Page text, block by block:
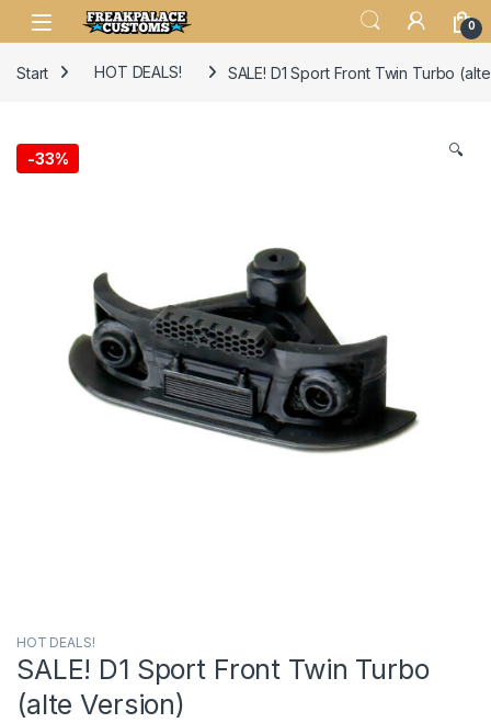
0
Start HOT DEALS! SALE! D1 Sport Front Twin Turbo
-33% 🔍
HOT DEALS!
SALE! D1 Sport Front Twin Turbo
(alte Version)